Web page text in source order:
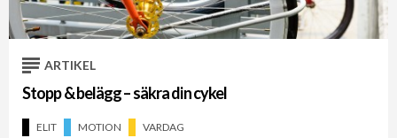
ARTIKEL
Stopp & belägg – säkra din cykel
ELIT MOTION VARDAG